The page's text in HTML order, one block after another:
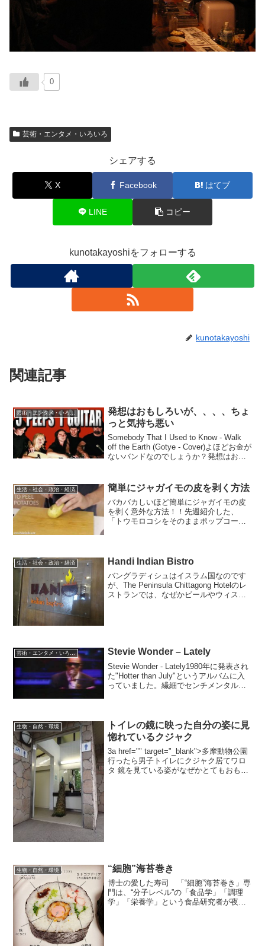
0
芸術・エンタメ・いろいろ
シェアする
X Facebook はてブ
LINE コピー
kunotakayoshiをフォローする
kunotakayoshi
関連記事
芸術・エンタメ・いろいろ
発想はおもしろいが、、、、ちょ
っと気持ち悪い
Somebody That I Used to Know - Walk
off the Earth (Gotye - Cover)よほどお金が
ないバンドなのでしょうか？発想はおも
生活・社会・政治・経済 簡単にジャガイモの皮を剥く方法
バカバカしいほど簡単にジャガイモの皮
を剥く意外な方法！！先週紹介した、
「トウモロコシをそのままポップコーン
ャガイモでもできるのでしょ...
生活・社会・政治・経済 Handi Indian Bistro
バングラディシュはイスラム国なのです
が、The Peninsula Chittagong Hotelのレ
ストランでは、なぜかビールやウィスキ
芸術・エンタメ・いろいろ Stevie Wonder – Lately
Stevie Wonder - Lately1980年に発表され
た"Hotter than July"というアルバムに入
っていました。繊細でセンチメンタルな
生物・自然・環境
トイレの鏡に映った自分の姿に見
惚れているクジャク
3a href="" target="_blank">多摩動物公園
行ったら男子トイレにクジャク居てワロ
タ 鏡を見ている姿がなぜかとてもおもし
生物・自然・環境 “細胞”海苔巻き
博士の愛した寿司 「“細胞”海苔巻き」専
門は、“分子レベル”の「食品学」「調理
学」「栄養学」という食品研究者が夜中